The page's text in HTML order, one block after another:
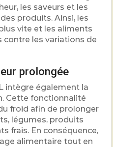
les saveurs et les
produits. Ainsi, les
vite et les aliments
les variations de
prolongée
intègre également la
Cette fonctionnalité
froid afin de prolonger
légumes, produits
frais. En conséquence,
alimentaire tout en